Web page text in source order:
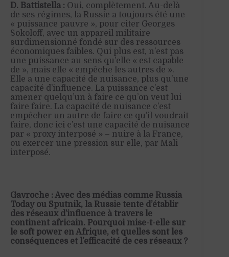
D. Battistella : Oui, complètement. Au-delà
de ses régimes, la Russie a toujours été une
« puissance pauvre », pour citer Georges
Sokoloff, avec un appareil militaire
surdimensionné fondé sur des ressources
économiques faibles. Qui plus est, n’est pas
une puissance au sens qu’elle « est capable
de », mais elle « empêche les autres de ».
Elle a une capacité de nuisance, plus qu’une
capacité d’influence. La puissance c’est
amener quelqu’un à faire ce qu’on veut lui
faire faire. La capacité de nuisance c’est
empêcher un autre de faire ce qu’il voudrait
faire, donc ici c’est une capacité de nuisance
par « proxy interposé » – nuire à la France,
ou exercer une pression sur elle, par Mali
interposé.
Gavroche : Avec des médias comme Russia
Today ou Sputnik, la Russie tente d’établir
des réseaux d’influence à travers le
continent africain. Pourquoi mise-t-elle sur
le soft power en Afrique, et quelles sont les
conséquences et l’efficacité de ces réseaux ?